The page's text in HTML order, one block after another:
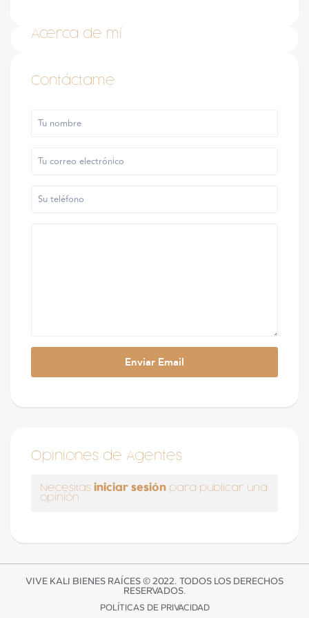
Acerca de mí
Contáctame
Opiniones de Agentes
Necesitas iniciar sesión para publicar una
opinión
VIVE KALI BIENES RAÍCES © 2022. TODOS LOS DERECHOS
RESERVADOS.
POLÍTICAS DE PRIVACIDAD